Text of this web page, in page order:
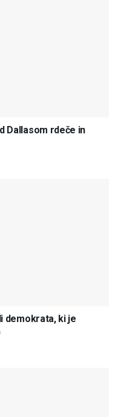
Dallasom rdeče in
demokrata, ki je